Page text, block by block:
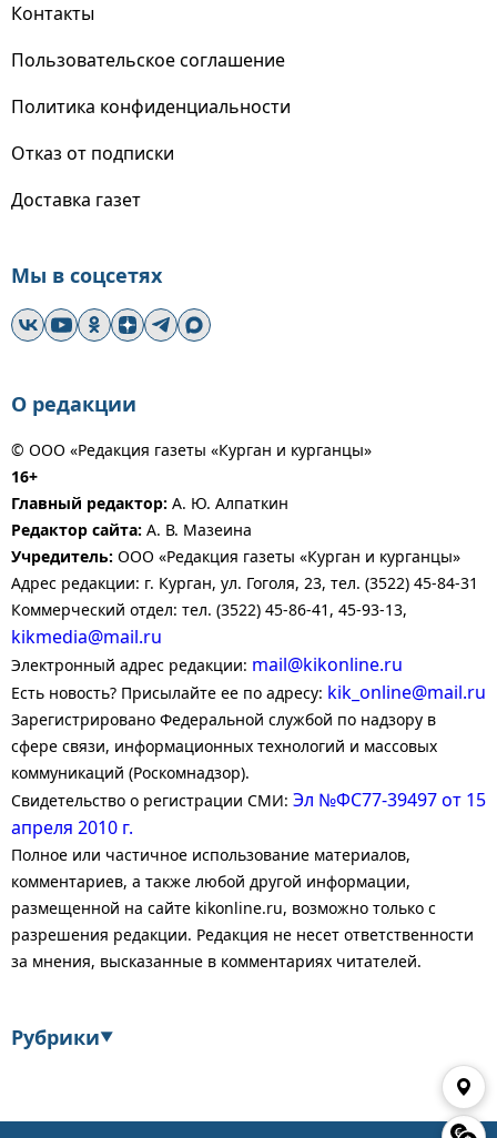
Контакты
Пользовательское соглашение
Политика конфиденциальности
Отказ от подписки
Доставка газет
Мы в соцсетях
О редакции
© ООО «Редакция газеты «Курган и курганцы»
16+
Главный редактор: А. Ю. Алпаткин
Редактор сайта: А. В. Мазеина
Учредитель: ООО «Редакция газеты «Курган и курганцы»
Адрес редакции: г. Курган, ул. Гоголя, 23, тел. (3522) 45-84-31
Коммерческий отдел: тел. (3522) 45-86-41, 45-93-13,
kikmedia@mail.ru
Электронный адрес редакции: mail@kikonline.ru
Есть новость? Присылайте ее по адресу: kik_online@mail.ru
Зарегистрировано Федеральной службой по надзору в
сфере связи, информационных технологий и массовых
коммуникаций (Роскомнадзор).
Свидетельство о регистрации СМИ: Эл №ФС77-39497 от 15
апреля 2010 г.
Полное или частичное использование материалов,
комментариев, а также любой другой информации,
размещенной на сайте kikonline.ru, возможно только с
разрешения редакции. Редакция не несет ответственности
за мнения, высказанные в комментариях читателей.
Рубрики▼